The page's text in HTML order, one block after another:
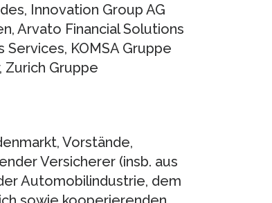
Innovation Group AG
Arvato Financial Solutions
Services, KOMSA Gruppe
Zurich Gruppe
Vorstände,
Versicherer (insb. aus
Automobilindustrie, dem